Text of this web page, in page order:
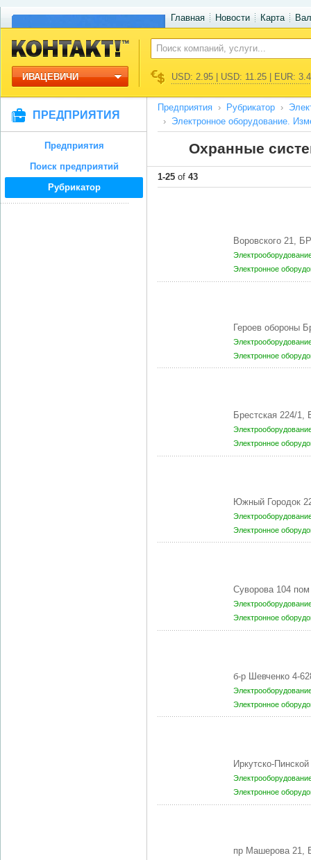
Главная Новости Карта
ИВАЦЕВИЧИ USD: 2.95 | USD: 11.25 | EUR:
ПРЕДПРИЯТИЯ
Предприятия
Поиск предприятий
Рубрикатор
Предприятия Рубрикатор
Электронное оборудование.
Охранные
1-25 of 43
Воровского 21,
Электронное
Героев обороны
Электронное
Брестская 224/
Электронное
Южный Городок
Электронное
Суворова 104
Электронное
б-р Шевченко 4-
Электронное
Иркутско-
Электронное
пр Машерова 21,